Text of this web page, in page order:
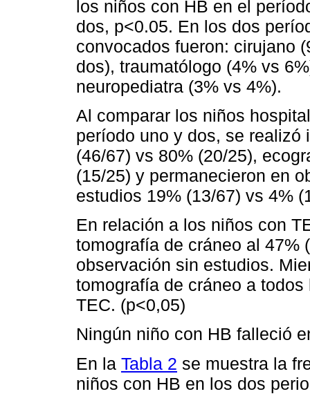
los niños con HB en el
dos, p<0.05. En los dos
convocados fueron: cirujano
dos), traumatólogo (4% vs
neuropediatra (3% vs 4%).
Al comparar los niños
período uno y dos, se realizó
(46/67) vs 80% (20/25),
(15/25) y permanecieron en
estudios 19% (13/67) vs 4%
En relación a los niños con
tomografía de cráneo al 47%
observación sin estudios.
tomografía de cráneo a
TEC. (p<0,05)
Ningún niño con HB falleció
En la Tabla 2 se muestra la
niños con HB en los dos